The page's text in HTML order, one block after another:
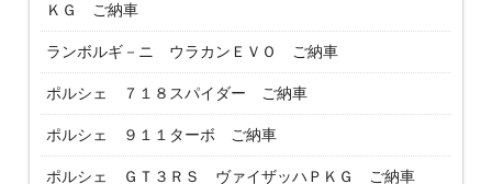
ＫＧ ご納車
ランボルギ－ニ ウラカンＥＶＯ ご納車
ポルシェ ７１８スパイダー ご納車
ポルシェ ９１１ターボ ご納車
ポルシェ ＧＴ３ＲＳ ヴァイザッハＰＫＧ ご納車